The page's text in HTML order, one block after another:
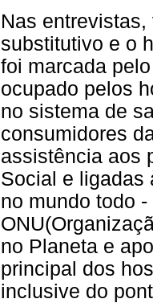
Nas
substitutivo e o
foi marcada
ocupado pelos
no sistema de
consumidores
assistência aos
Social e ligadas
no mundo todo
no Planeta e
principal dos
inclusive do